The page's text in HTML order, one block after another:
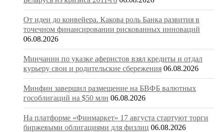
От идеи до конвейера. Какова роль Банка развития в
точечном финансировании рискованных инноваций
06.08.2026
Минчанин по указке аферистов взял кредиты и отдал
курьеру свои и родительские сбережения 06.08.2026
Минфин завершил размещение на БВФБ валютных
гособлигаций на $50 млн 06.08.2026
На платформе «Финмаркет» 17 августа стартуют торги
биржевыми облигациями для физлиц 06.08.2026